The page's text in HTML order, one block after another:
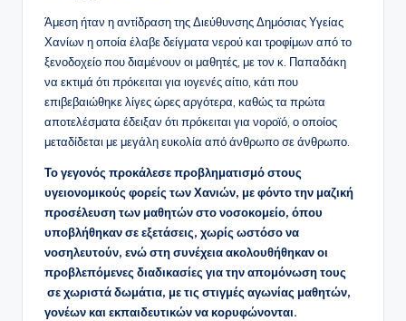
Άμεση ήταν η αντίδραση της Διεύθυνσης Δημόσιας Υγείας
Χανίων η οποία έλαβε δείγματα νερού και τροφίμων από το
ξενοδοχείο που διαμένουν οι μαθητές, με τον κ. Παπαδάκη
να εκτιμά ότι πρόκειται για ιογενές αίτιο, κάτι που
επιβεβαιώθηκε λίγες ώρες αργότερα, καθώς τα πρώτα
αποτελέσματα έδειξαν ότι πρόκειται για νοροϊό, ο οποίος
μεταδίδεται με μεγάλη ευκολία από άνθρωπο σε άνθρωπο.
Το γεγονός προκάλεσε προβληματισμό στους
υγειονομικούς φορείς των Χανιών, με φόντο την μαζική
προσέλευση των μαθητών στο νοσοκομείο, όπου
υποβλήθηκαν σε εξετάσεις, χωρίς ωστόσο να
νοσηλευτούν, ενώ στη συνέχεια ακολουθήθηκαν οι
προβλεπόμενες διαδικασίες για την απομόνωση τους
σε χωριστά δωμάτια, με τις στιγμές αγωνίας μαθητών,
γονέων και εκπαιδευτικών να κορυφώνονται.